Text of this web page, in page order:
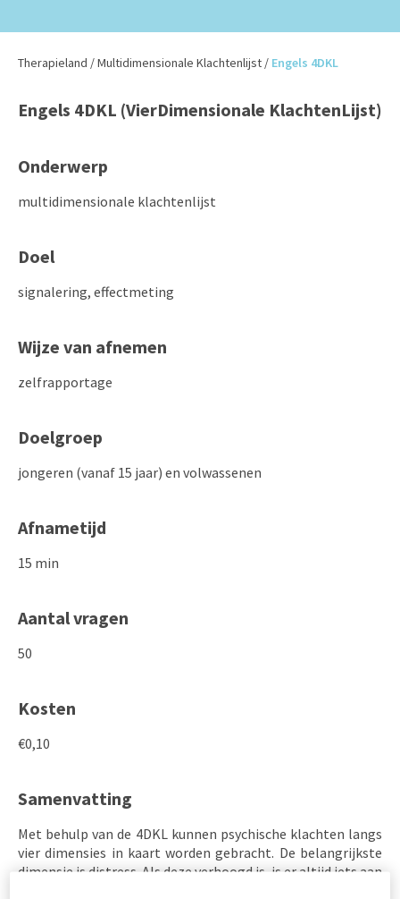
Therapieland /Multidimensionale Klachtenlijst / Engels 4DKL
Engels 4DKL (VierDimensionale KlachtenLijst)
Onderwerp
multidimensionale klachtenlijst
Doel
signalering, effectmeting
Wijze van afnemen
zelfrapportage
Doelgroep
jongeren (vanaf 15 jaar) en volwassenen
Afnametijd
15 min
Aantal vragen
50
Kosten
€0,10
Samenvatting
Met behulp van de 4DKL kunnen psychische klachten langs
vier dimensies in kaart worden gebracht. De belangrijkste
dimensie is distress. Als deze verhoogd is, is er altijd iets aan